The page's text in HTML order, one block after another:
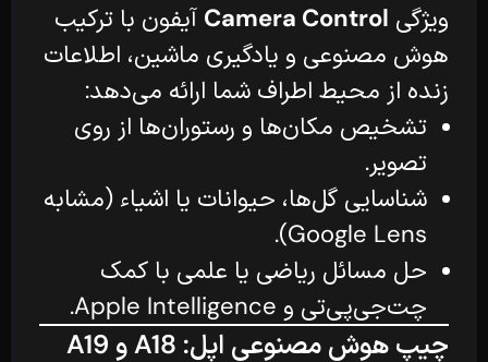
ویژگی Camera Control آیفون با ترکیب
هوش مصنوعی و یادگیری ماشین، اطلاعات
زنده از محیط اطراف شما ارائه می‌دهد:
تشخیص مکان‌ها و رستوران‌ها از روی
تصویر.
شناسایی گل‌ها، حیوانات یا اشیاء (مشابه
Google Lens).
حل مسائل ریاضی یا علمی با کمک
چت‌جی‌پی‌تی و Apple Intelligence.
چیپ هوش مصنوعی اپل: A18 و A19